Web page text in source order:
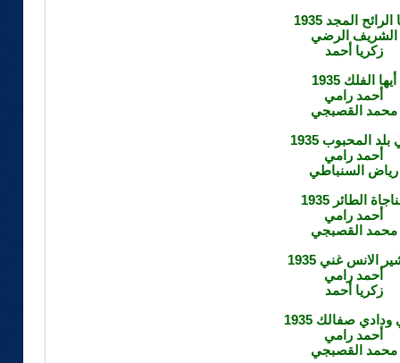
الرائح المجد 1935
الشريف الرضي
زكريا أحمد
أيها الفلك 1935
أحمد رامي
محمد القصبجي
المحبوب 1935
أحمد رامي
رياض السنباطي
الطائر 1935
أحمد رامي
محمد القصبجي
الانس غني 1935
أحمد رامي
زكريا أحمد
ودادي صفالك 1935
أحمد رامي
محمد القصبجي